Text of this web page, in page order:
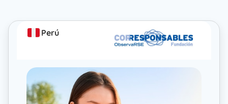
Perú